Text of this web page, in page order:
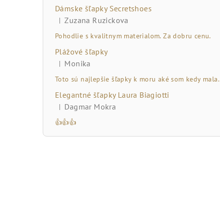
l
Dámske šľapky Secretshoes
Hodnotenie produktu je 5 z 5 hviezdičiek.
| Zuzana Ruzickova
Pohodlie s kvalitnym materialom. Za dobru cenu.
Plážové šľapky
Hodnotenie produktu je 5 z 5 hviezdičiek.
| Monika
Toto sú najlepšie šľapky k moru aké som kedy mala.
Elegantné šľapky Laura Biagiotti
Hodnotenie produktu je 5 z 5 hviezdičiek.
| Dagmar Mokra
👍👍👍